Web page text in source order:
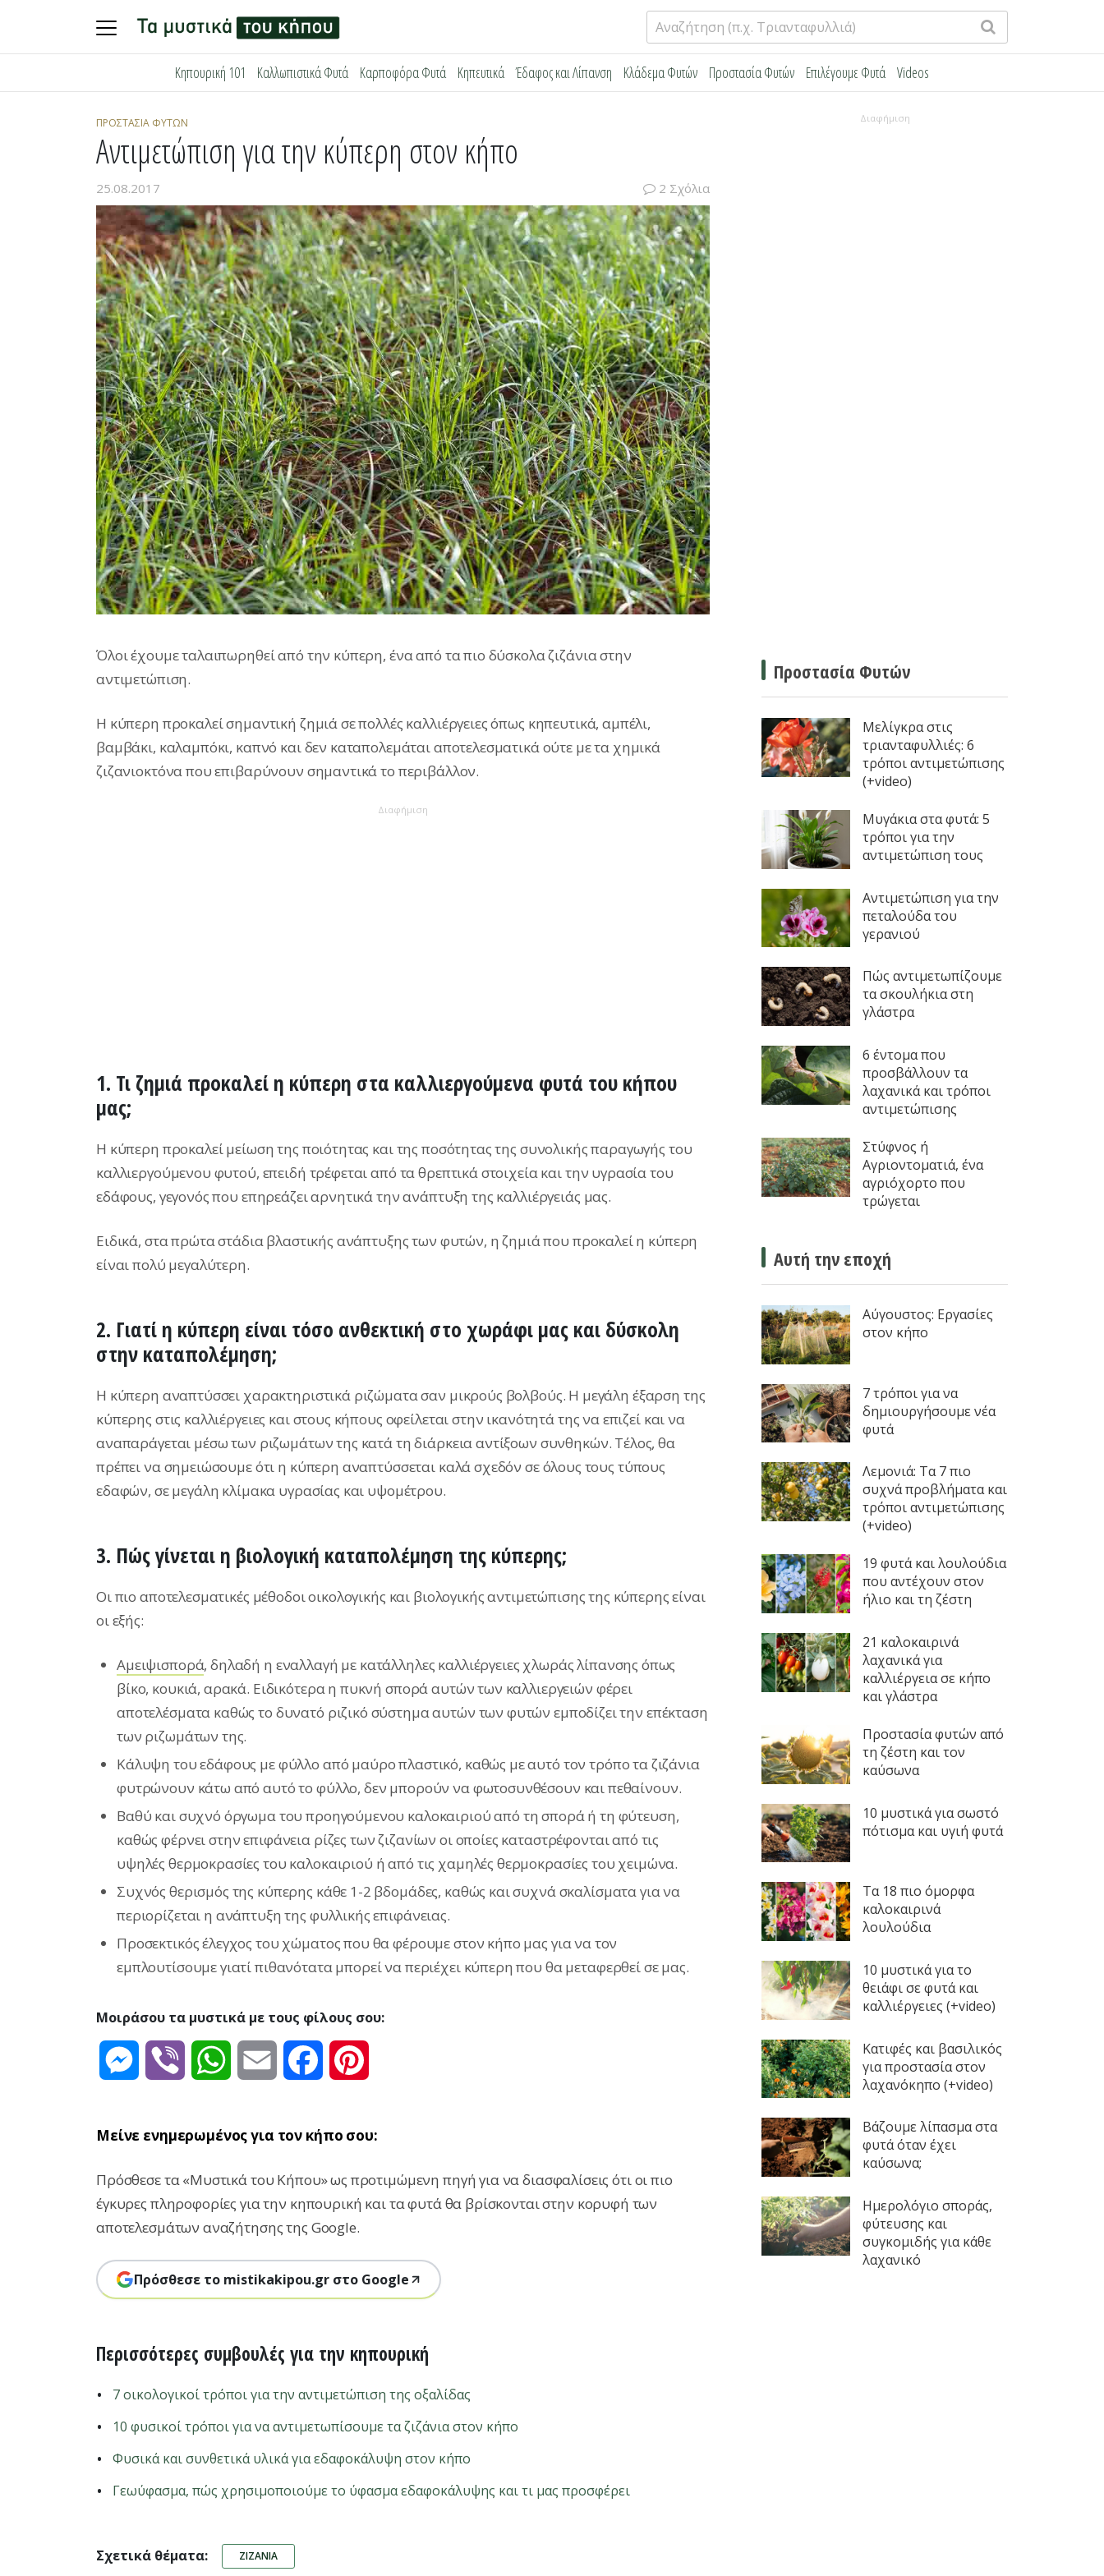
Αναζήτηση
για:
Κηπουρική 101 Καλλωπιστικά Φυτά Καρποφόρα Φυτά Κηπευτικά Έδαφος και Λίπανση Κλάδεμα Φυτών Προστασία Φυτών Επιλέγουμε Φυτά Videos
ΠΡΟΣΤΑΣΊΑ ΦΥΤΏΝ
Αντιμετώπιση για την κύπερη στον κήπο
25.08.2017 2 Σχόλια
Όλοι έχουμε ταλαιπωρηθεί από την κύπερη, ένα από τα πιο δύσκολα ζιζάνια στην
αντιμετώπιση.
Η κύπερη προκαλεί σημαντική ζημιά σε πολλές καλλιέργειες όπως κηπευτικά, αμπέλι,
βαμβάκι, καλαμπόκι, καπνό και δεν καταπολεμάται αποτελεσματικά ούτε με τα χημικά
ζιζανιοκτόνα που επιβαρύνουν σημαντικά το περιβάλλον.
Διαφήμιση
1. Τι ζημιά προκαλεί η κύπερη στα καλλιεργούμενα φυτά του κήπου
μας;
Η κύπερη προκαλεί μείωση της ποιότητας και της ποσότητας της συνολικής παραγωγής του
καλλιεργούμενου φυτού, επειδή τρέφεται από τα θρεπτικά στοιχεία και την υγρασία του
εδάφους, γεγονός που επηρεάζει αρνητικά την ανάπτυξη της καλλιέργειάς μας.
Ειδικά, στα πρώτα στάδια βλαστικής ανάπτυξης των φυτών, η ζημιά που προκαλεί η κύπερη
είναι πολύ μεγαλύτερη.
2. Γιατί η κύπερη είναι τόσο ανθεκτική στο χωράφι μας και δύσκολη
στην καταπολέμηση;
Η κύπερη αναπτύσσει χαρακτηριστικά ριζώματα σαν μικρούς βολβούς. Η μεγάλη έξαρση της
κύπερης στις καλλιέργειες και στους κήπους οφείλεται στην ικανότητά της να επιζεί και να
αναπαράγεται μέσω των ριζωμάτων της κατά τη διάρκεια αντίξοων συνθηκών. Τέλος, θα
πρέπει να σημειώσουμε ότι η κύπερη αναπτύσσεται καλά σχεδόν σε όλους τους τύπους
εδαφών, σε μεγάλη κλίμακα υγρασίας και υψομέτρου.
3. Πώς γίνεται η βιολογική καταπολέμηση της κύπερης;
Οι πιο αποτελεσματικές μέθοδοι οικολογικής και βιολογικής αντιμετώπισης της κύπερης είναι
οι εξής:
Αμειψισπορά, δηλαδή η εναλλαγή με κατάλληλες καλλιέργειες χλωράς λίπανσης όπως
βίκο, κουκιά, αρακά. Ειδικότερα η πυκνή σπορά αυτών των καλλιεργειών φέρει
αποτελέσματα καθώς το δυνατό ριζικό σύστημα αυτών των φυτών εμποδίζει την επέκταση
των ριζωμάτων της.
Κάλυψη του εδάφους με φύλλο από μαύρο πλαστικό, καθώς με αυτό τον τρόπο τα ζιζάνια
φυτρώνουν κάτω από αυτό το φύλλο, δεν μπορούν να φωτοσυνθέσουν και πεθαίνουν.
Βαθύ και συχνό όργωμα του προηγούμενου καλοκαιριού από τη σπορά ή τη φύτευση,
καθώς φέρνει στην επιφάνεια ρίζες των ζιζανίων οι οποίες καταστρέφονται από τις
υψηλές θερμοκρασίες του καλοκαιριού ή από τις χαμηλές θερμοκρασίες του χειμώνα.
Συχνός θερισμός της κύπερης κάθε 1-2 βδομάδες, καθώς και συχνά σκαλίσματα για να
περιορίζεται η ανάπτυξη της φυλλικής επιφάνειας.
Προσεκτικός έλεγχος του χώματος που θα φέρουμε στον κήπο μας για να τον
εμπλουτίσουμε γιατί πιθανότατα μπορεί να περιέχει κύπερη που θα μεταφερθεί σε μας.
Μοιράσου τα μυστικά με τους φίλους σου:
Messenger
Viber WhatsAppEmail Facebook
Μείνε ενημερωμένος για τον κήπο σου:
Πρόσθεσε τα «Μυστικά του Κήπου» ως προτιμώμενη πηγή για να διασφαλίσεις ότι οι πιο
έγκυρες πληροφορίες για την κηπουρική και τα φυτά θα βρίσκονται στην κορυφή των
αποτελεσμάτων αναζήτησης της Google.
Πρόσθεσε το mistikakipou.gr στο Google
Περισσότερες συμβουλές για την κηπουρική
7 οικολογικοί τρόποι για την αντιμετώπιση της οξαλίδας
10 φυσικοί τρόποι για να αντιμετωπίσουμε τα ζιζάνια στον κήπο
Φυσικά και συνθετικά υλικά για εδαφοκάλυψη στον κήπο
Γεωύφασμα, πώς χρησιμοποιούμε το ύφασμα εδαφοκάλυψης και τι μας προσφέρει
Σχετικά θέματα: ΖΙΖΆΝΙΑ
Διαφήμιση
Προστασία Φυτών
Μελίγκρα στις
τριανταφυλλιές: 6
τρόποι αντιμετώπισης
(+video)
Μυγάκια στα φυτά: 5
τρόποι για την
αντιμετώπιση τους
Αντιμετώπιση για την
πεταλούδα του
γερανιού
Πώς αντιμετωπίζουμε
τα σκουλήκια στη
γλάστρα
6 έντομα που
προσβάλλουν τα
λαχανικά και τρόποι
αντιμετώπισης
Στύφνος ή
Αγριοντοματιά, ένα
αγριόχορτο που
τρώγεται
Αυτή την εποχή
Αύγουστος: Εργασίες
στον κήπο
7 τρόποι για να
δημιουργήσουμε νέα
φυτά
Λεμονιά: Τα 7 πιο
συχνά προβλήματα και
τρόποι αντιμετώπισης
(+video)
19 φυτά και λουλούδια
που αντέχουν στον
ήλιο και τη ζέστη
21 καλοκαιρινά
λαχανικά για
καλλιέργεια σε κήπο
και γλάστρα
Προστασία φυτών από
τη ζέστη και τον
καύσωνα
10 μυστικά για σωστό
πότισμα και υγιή φυτά
Τα 18 πιο όμορφα
καλοκαιρινά
λουλούδια
10 μυστικά για το
θειάφι σε φυτά και
καλλιέργειες (+video)
Κατιφές και βασιλικός
για προστασία στον
λαχανόκηπο (+video)
Βάζουμε λίπασμα στα
φυτά όταν έχει
καύσωνα;
Ημερολόγιο σποράς,
φύτευσης και
συγκομιδής για κάθε
λαχανικό